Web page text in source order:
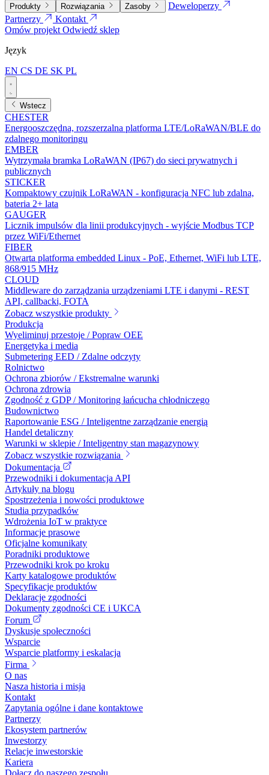
Produkty Rozwiązania Zasoby
Deweloperzy
Partnerzy
Kontakt
Omów projektOdwiedź sklep
Język
EN CS DE SK PL
Wstecz
CHESTER
Energooszczędna, rozszerzalna platforma LTE/LoRaWAN/BLE do
zdalnego monitoringu
EMBER
Wytrzymała bramka LoRaWAN (IP67) do sieci prywatnych i
publicznych
STICKER
Kompaktowy czujnik LoRaWAN - konfiguracja NFC lub zdalna,
bateria 2+ lata
GAUGER
Licznik impulsów dla linii produkcyjnych - wyjście Modbus TCP
przez WiFi/Ethernet
FIBER
Otwarta platforma embedded Linux - PoE, Ethernet, WiFi lub LTE,
868/915 MHz
CLOUD
Middleware do zarządzania urządzeniami LTE i danymi - REST
API, callbacki, FOTA
Zobacz wszystkie produkty
Produkcja
Wyeliminuj przestoje / Popraw OEE
Energetyka i media
Submetering EED / Zdalne odczyty
Rolnictwo
Ochrona zbiorów / Ekstremalne warunki
Ochrona zdrowia
Zgodność z GDP / Monitoring łańcucha chłodniczego
Budownictwo
Raportowanie ESG / Inteligentne zarządzanie energią
Handel detaliczny
Warunki w sklepie / Inteligentny stan magazynowy
Zobacz wszystkie rozwiązania
Dokumentacja
Przewodniki i dokumentacja API
Artykuły na blogu
Spostrzeżenia i nowości produktowe
Studia przypadków
Wdrożenia IoT w praktyce
Informacje prasowe
Oficjalne komunikaty
Poradniki produktowe
Przewodniki krok po kroku
Karty katalogowe produktów
Specyfikacje produktów
Deklaracje zgodności
Dokumenty zgodności CE i UKCA
Forum
Dyskusje społeczności
Wsparcie
Wsparcie platformy i eskalacja
Firma
O nas
Nasza historia i misja
Kontakt
Zapytania ogólne i dane kontaktowe
Partnerzy
Ekosystem partnerów
Inwestorzy
Relacje inwestorskie
Kariera
Dołącz do naszego zespołu